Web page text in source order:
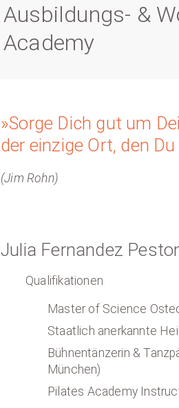
Ausbildungs- &
Academy
»Sorge Dich gut um
der einzige Ort, den
(Jim Rohn)
Julia Fernandez
Qualifikationen
Master of Science
Staatlich anerkannte
Bühnentänzerin &
München)
Pilates Academy